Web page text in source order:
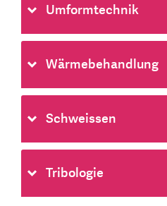
Umformtechnik
Wärmebehandlung
Schweissen
Tribologie